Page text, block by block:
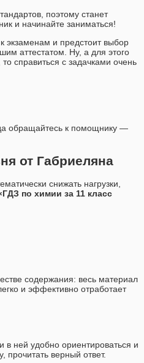
поэтому станет
и начинайте заниматься!
экзаменам и предстоит выбор
аттестатом. Ну, а для этого
справиться с задачками очень
обращайтесь к помощнику —
от Габриеляна
снижать нагрузки,
по химии за 11 класс
содержания: весь материал
и эффективно отработает
ней удобно ориентироваться и
верный ответ.